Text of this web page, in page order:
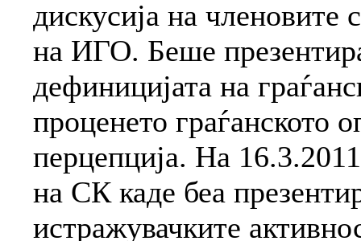
дискусија на членовите
на ИГО. Беше
дефиницијата на
проценето граѓанското
перцепција. На
на СК каде беа
истражувачките